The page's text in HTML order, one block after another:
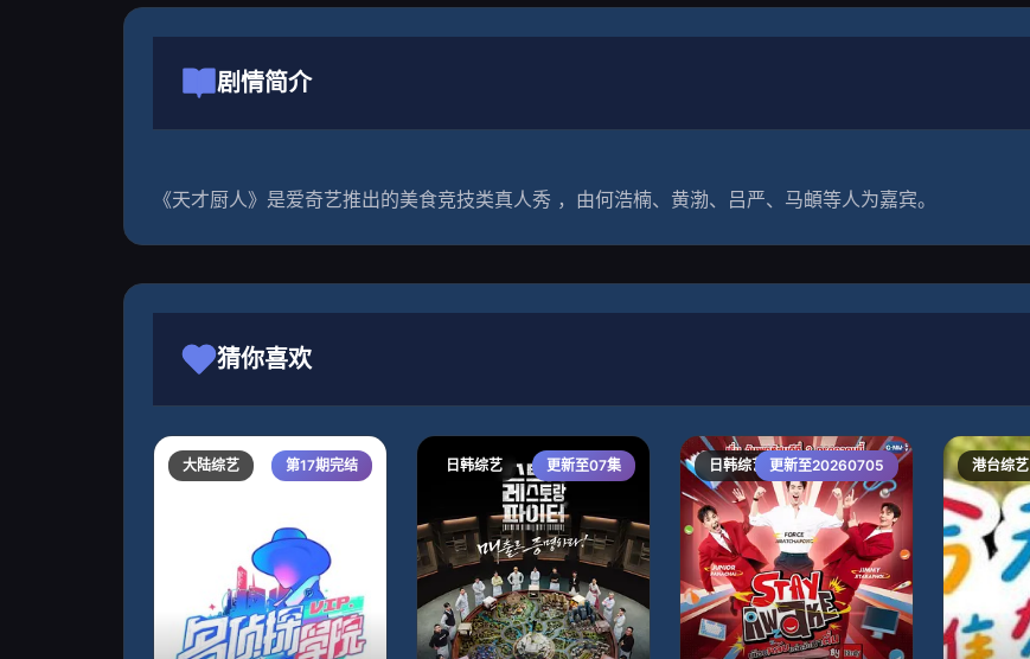
剧情简介
《天才厨人》是爱奇艺推出的美食竞技类真人秀 ，由何浩楠、黄渤、吕严、马頔等人为嘉宾。
猜你喜欢
大陆综艺 第17期完结 日韩综艺 更新至07集 日韩综艺 更新至20260705 港台综艺